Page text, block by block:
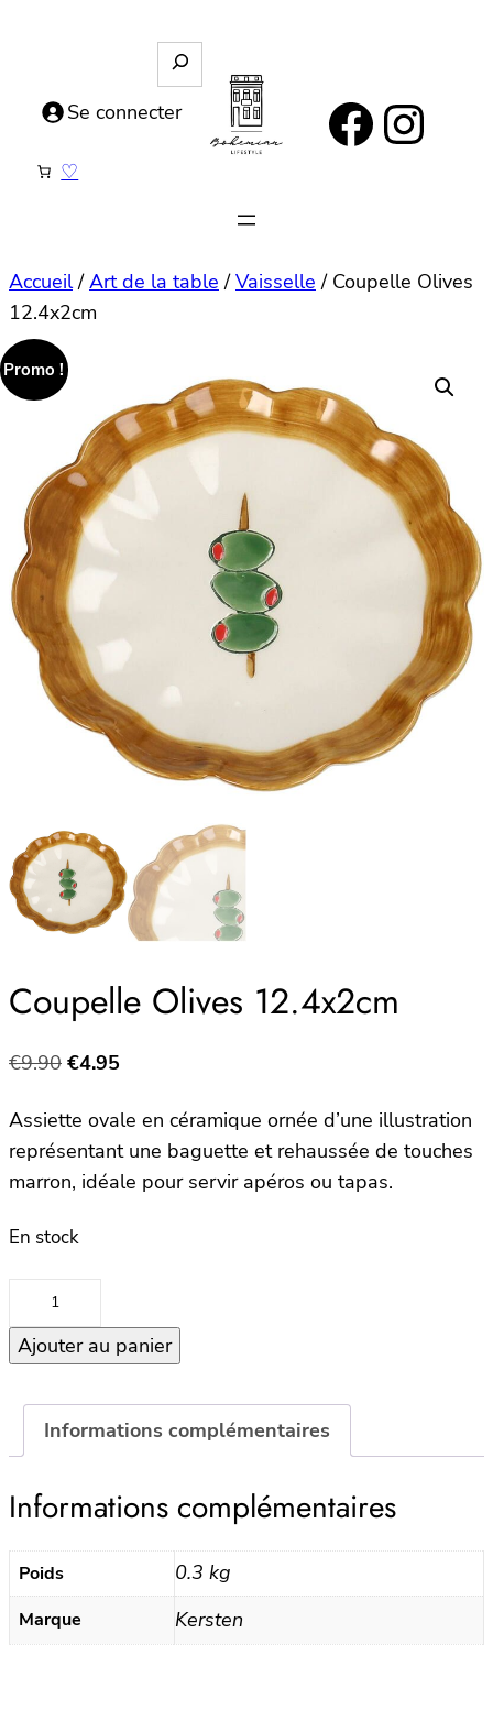
https://www.facebook.com/bohemianlifestyle.be Instagram
e
c
e
Se connecter
♡
Accueil/Art de la table /Vaisselle / Coupelle Olives
12.4x2cm
Promo !
Coupelle Olives 12.4x2cm
€9.90 Le
initial
était :
€9.90.
€4.95
actuel
est :
€4.95.
Assiette ovale en céramique ornée d’une illustration
représentant une baguette et rehaussée de touches
marron, idéale pour servir apéros ou tapas.
En stock
quantité
Coupelle
12.4x2cm
Ajouter au panier
Informations complémentaires
Informations complémentaires
Poids 0.3 kg
Marque Kersten